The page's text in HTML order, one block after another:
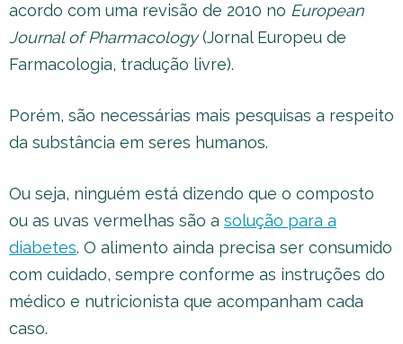
acordo com uma revisão de 2010 no European
Journal of Pharmacology(Jornal Europeu de
Farmacologia, tradução livre).
Porém, são necessárias mais pesquisas a respeito
da substância em seres humanos.
Ou seja, ninguém está dizendo que o composto
ou as uvas vermelhas são a solução para a
diabetes. O alimento ainda precisa ser consumido
com cuidado, sempre conforme as instruções do
médico e nutricionista que acompanham cada
caso.